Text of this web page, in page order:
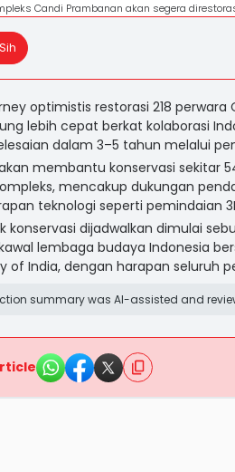
Candi Prambanan akan segera
optimistis restorasi 218 perwara
lebih cepat berkat kolaborasi
dalam 3–5 tahun melalui
membantu konservasi sekitar
mencakup dukungan
teknologi seperti pemindaian
konservasi dijadwalkan dimulai
lembaga budaya Indonesia
of India, dengan harapan seluruh
summary was AI-assisted and